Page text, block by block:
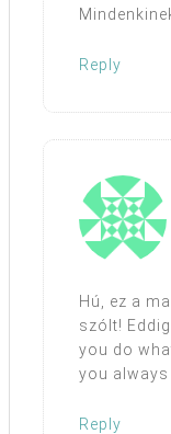
Reply
Hú, ez a
szólt!
you do
you always
Reply